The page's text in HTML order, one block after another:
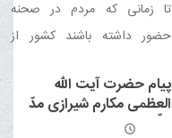
تا زمانی که مردم در صحنه
حضور داشته باشند کشور از
پیام حضرت آیت الله
العظمی مکارم شیرازی مدّ
ظلّه العالی در پی انتخاب